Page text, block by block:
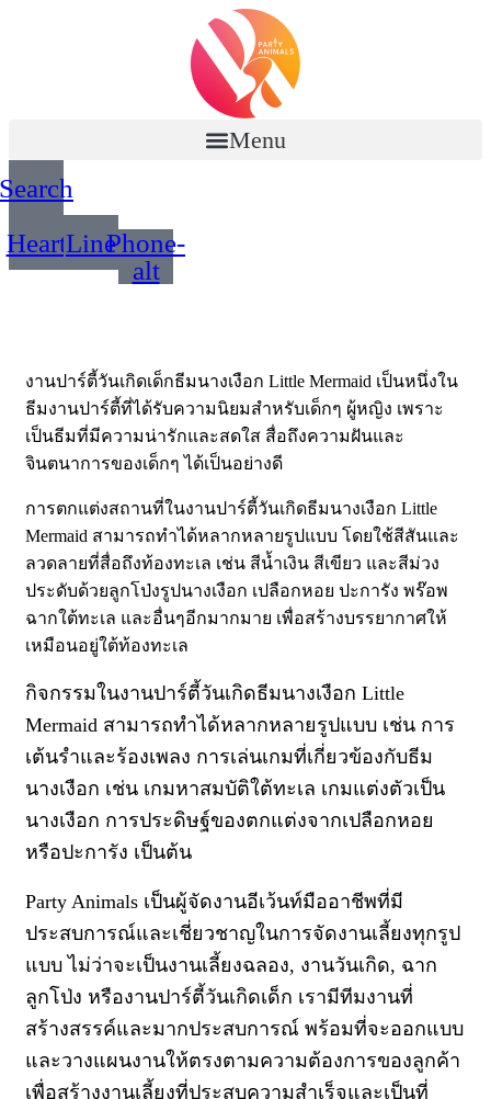
Menu
Search
HeartLinePhone-
alt
งานปาร์ตี้วันเกิดเด็กธีมนางเงือก Little Mermaid เป็นหนึ่งใน
ธีมงานปาร์ตี้ที่ได้รับความนิยมสำหรับเด็กๆ ผู้หญิง เพราะ
เป็นธีมที่มีความน่ารักและสดใส สื่อถึงความฝันและ
จินตนาการของเด็กๆ ได้เป็นอย่างดี
การตกแต่งสถานที่ในงานปาร์ตี้วันเกิดธีมนางเงือก Little
Mermaid สามารถทำได้หลากหลายรูปแบบ โดยใช้สีสันและ
ลวดลายที่สื่อถึงท้องทะเล เช่น สีน้ำเงิน สีเขียว และสีม่วง
ประดับด้วยลูกโป่งรูปนางเงือก เปลือกหอย ปะการัง พร๊อพ
ฉากใต้ทะเล และอื่นๆอีกมากมาย เพื่อสร้างบรรยากาศให้
เหมือนอยู่ใต้ท้องทะเล
กิจกรรมในงานปาร์ตี้วันเกิดธีมนางเงือก Little
Mermaid สามารถทำได้หลากหลายรูปแบบ เช่น การ
เต้นรำและร้องเพลง การเล่นเกมที่เกี่ยวข้องกับธีม
นางเงือก เช่น เกมหาสมบัติใต้ทะเล เกมแต่งตัวเป็น
นางเงือก การประดิษฐ์ของตกแต่งจากเปลือกหอย
หรือปะการัง เป็นต้น
Party Animals เป็นผู้จัดงานอีเว้นท์มืออาชีพที่มี
ประสบการณ์และเชี่ยวชาญในการจัดงานเลี้ยงทุกรูป
แบบ ไม่ว่าจะเป็นงานเลี้ยงฉลอง, งานวันเกิด, ฉาก
ลูกโป่ง หรืองานปาร์ตี้วันเกิดเด็ก เรามีทีมงานที่
สร้างสรรค์และมากประสบการณ์ พร้อมที่จะออกแบบ
และวางแผนงานให้ตรงตามความต้องการของลูกค้า
เพื่อสร้างงานเลี้ยงที่ประสบความสำเร็จและเป็นที่